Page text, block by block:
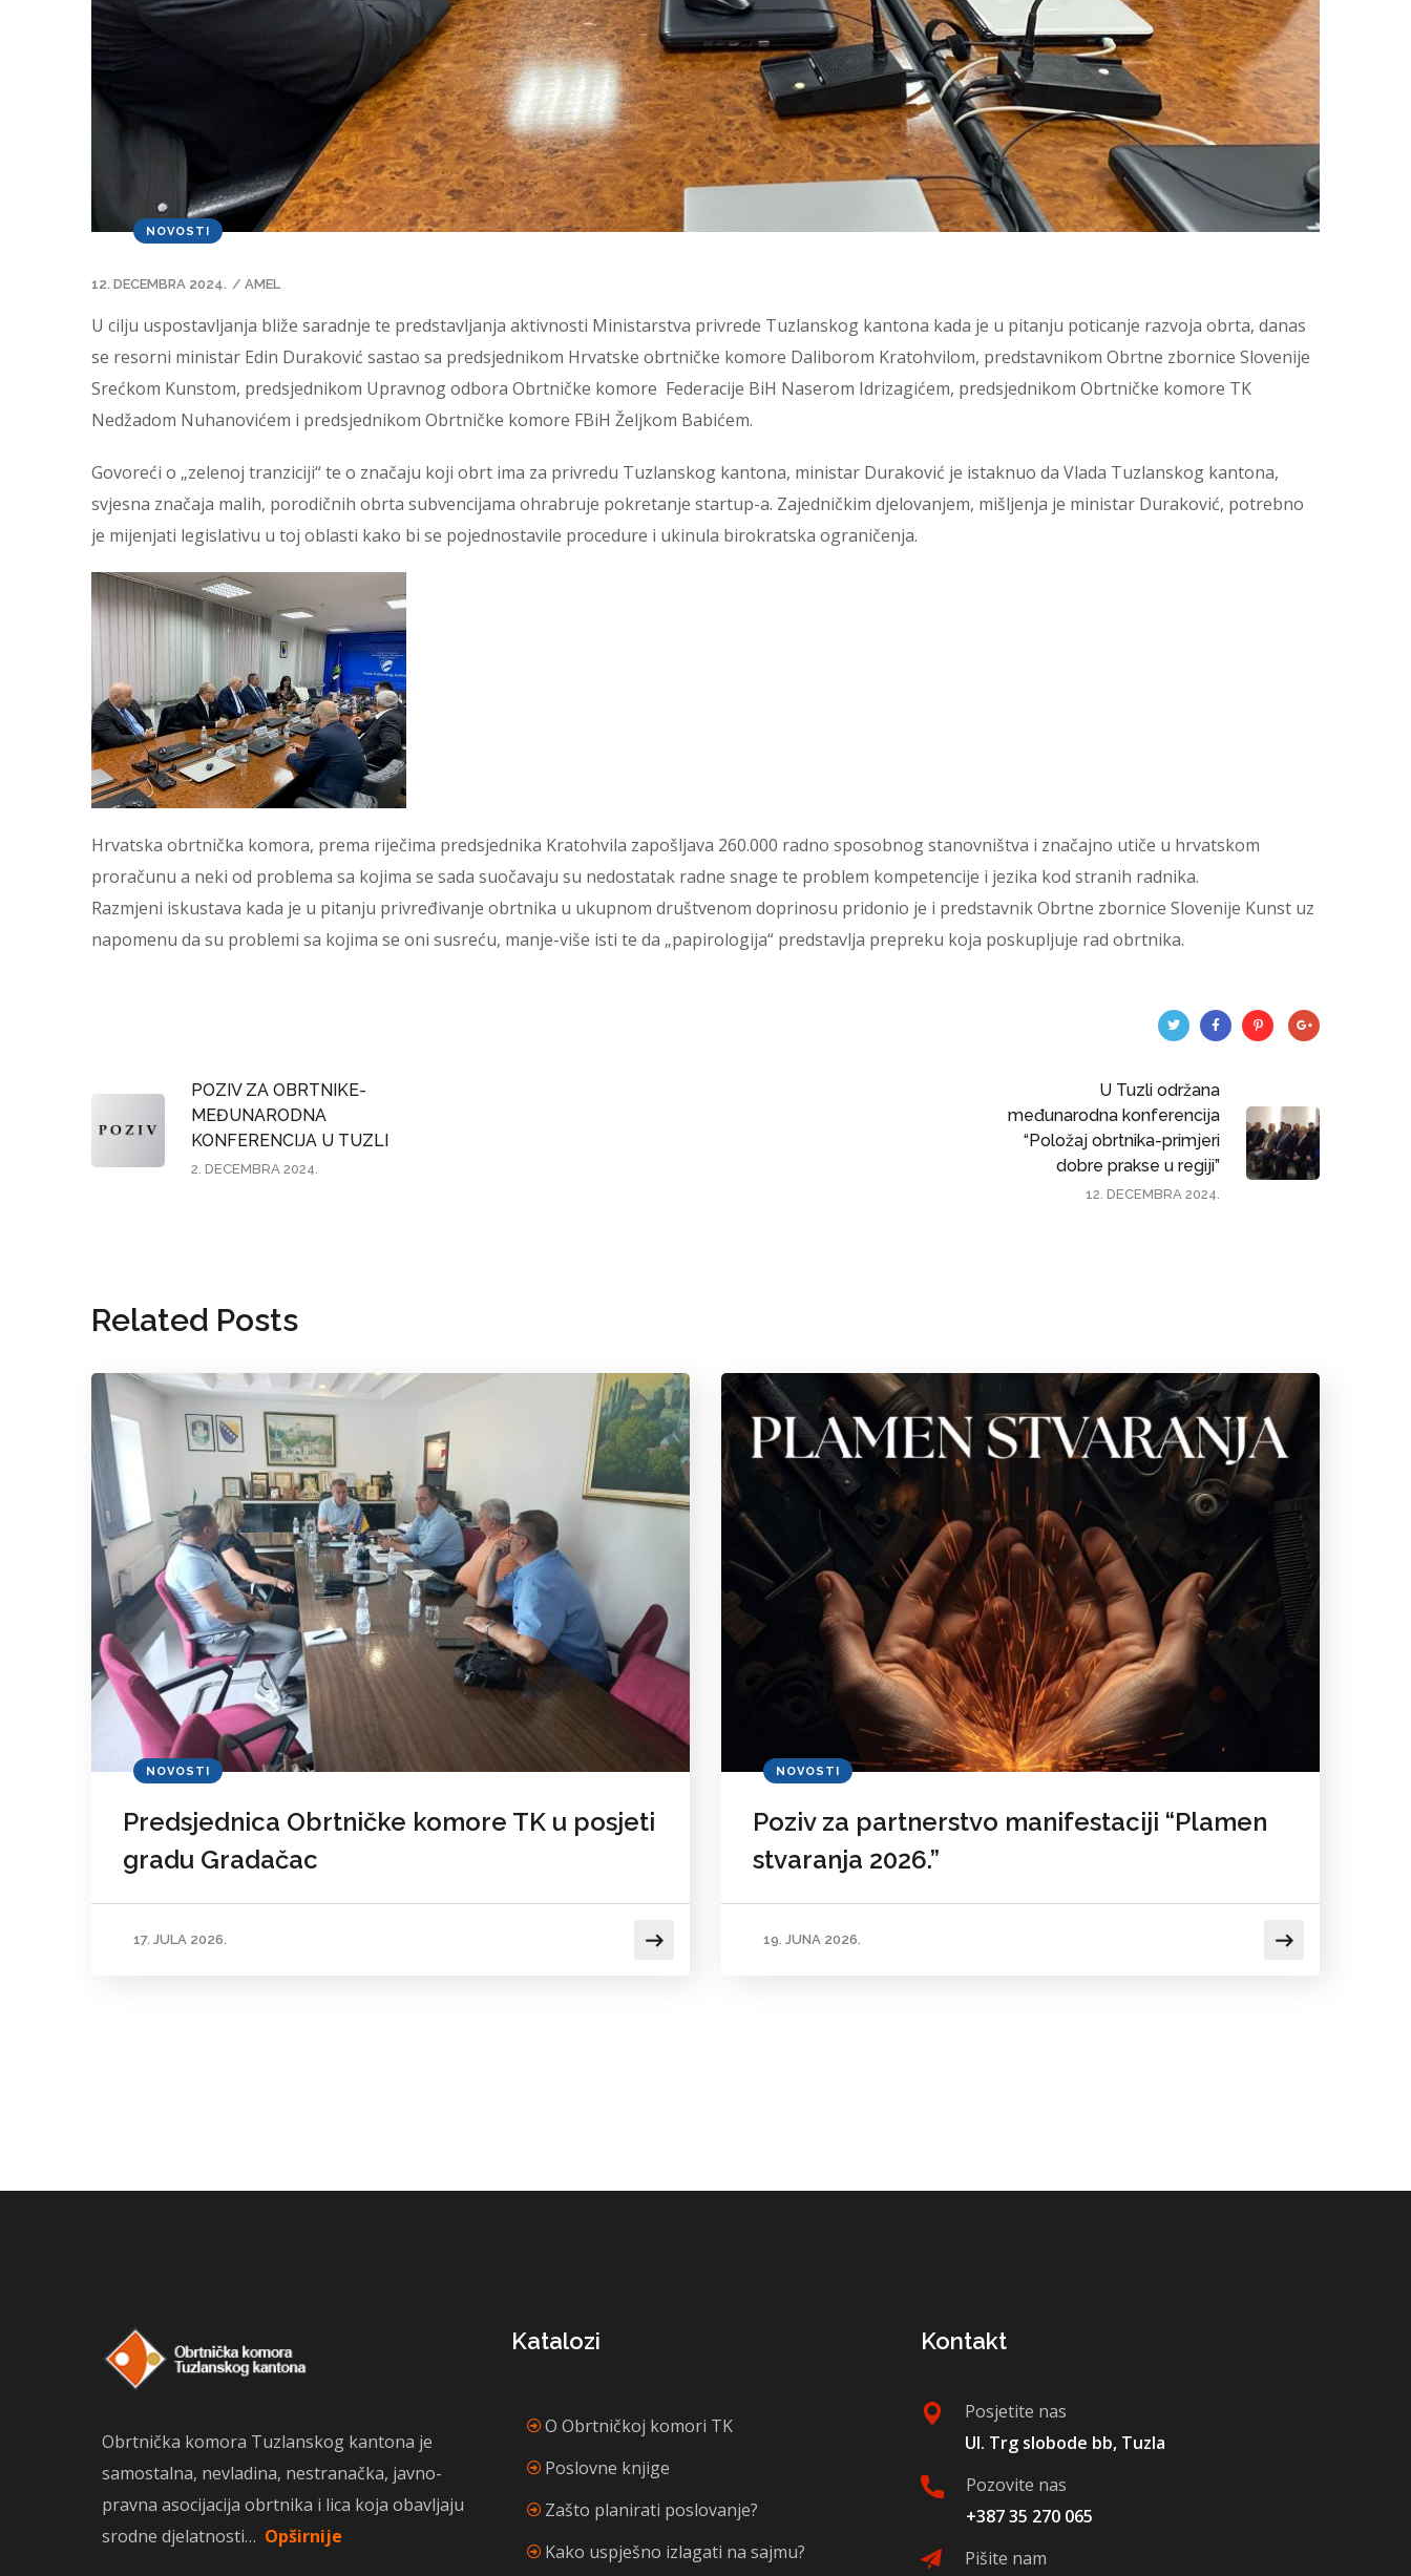
NOVOSTI
12. DECEMBRA 2024. / AMEL
U cilju uspostavljanja bliže saradnje te predstavljanja aktivnosti Ministarstva privrede Tuzlanskog kantona kada je u pitanju poticanje razvoja obrta, danas
se resorni ministar Edin Duraković sastao sa predsjednikom Hrvatske obrtničke komore Daliborom Kratohvilom, predstavnikom Obrtne zbornice Slovenije
Srećkom Kunstom, predsjednikom Upravnog odbora Obrtničke komore Federacije BiH Naserom Idrizagićem, predsjednikom Obrtničke komore TK
Nedžadom Nuhanovićem i predsjednikom Obrtničke komore FBiH Željkom Babićem.
Govoreći o „zelenoj tranziciji“ te o značaju koji obrt ima za privredu Tuzlanskog kantona, ministar Duraković je istaknuo da Vlada Tuzlanskog kantona,
svjesna značaja malih, porodičnih obrta subvencijama ohrabruje pokretanje startup-a. Zajedničkim djelovanjem, mišljenja je ministar Duraković, potrebno
je mijenjati legislativu u toj oblasti kako bi se pojednostavile procedure i ukinula birokratska ograničenja.
Hrvatska obrtnička komora, prema riječima predsjednika Kratohvila zapošljava 260.000 radno sposobnog stanovništva i značajno utiče u hrvatskom
proračunu a neki od problema sa kojima se sada suočavaju su nedostatak radne snage te problem kompetencije i jezika kod stranih radnika.
Razmjeni iskustava kada je u pitanju privređivanje obrtnika u ukupnom društvenom doprinosu pridonio je i predstavnik Obrtne zbornice Slovenije Kunst uz
napomenu da su problemi sa kojima se oni susreću, manje-više isti te da „papirologija“ predstavlja prepreku koja poskupljuje rad obrtnika.
POZIV ZA OBRTNIKE-
MEĐUNARODNA
KONFERENCIJA U TUZLI
2. DECEMBRA 2024.
U Tuzli održana
međunarodna konferencija
“Položaj obrtnika-primjeri
dobre prakse u regiji”
12. DECEMBRA 2024.
Related Posts
NOVOSTI
Predsjednica Obrtničke komore TK u posjeti
gradu Gradačac
17. JULA 2026.
NOVOSTI
Poziv za partnerstvo manifestaciji “Plamen
stvaranja 2026.”
19. JUNA 2026.
Obrtnička komora Tuzlanskog kantona je
samostalna, nevladina, nestranačka, javno-
pravna asocijacija obrtnika i lica koja obavljaju
srodne djelatnosti… Opširnije
Katalozi
O Obrtničkoj komori TK
Poslovne knjige
Zašto planirati poslovanje?
Kako uspješno izlagati na sajmu?
Kontakt
Posjetite nas
Ul. Trg slobode bb, Tuzla
Pozovite nas
+387 35 270 065
Pišite nam